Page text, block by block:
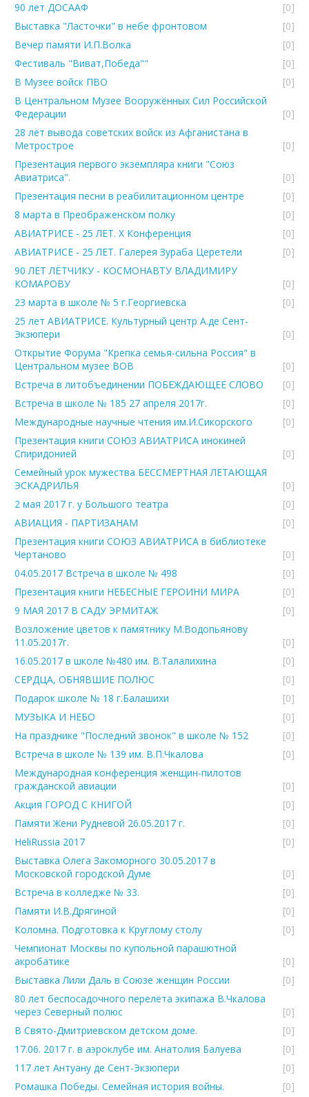
90 лет ДОСААФ
[0]
Выставка "Ласточки" в небе фронтовом
[0]
Вечер памяти И.П.Волка
[0]
Фестиваль "Виват,Победа""
[0]
В Музее войск ПВО
[0]
В Центральном Музее Вооружённых Сил Российской
Федерации
[0]
28 лет вывода советских войск из Афганистана в
Метрострое
[0]
Презентация первого экземпляра книги "Союз
Авиатриса".
[0]
Презентация песни в реабилитационном центре
[0]
8 марта в Преображенском полку
[0]
АВИАТРИСЕ - 25 ЛЕТ. Х Конференция
[0]
АВИАТРИСЕ - 25 ЛЕТ. Галерея Зураба Церетели
[0]
90 ЛЕТ ЛЁТЧИКУ - КОСМОНАВТУ ВЛАДИМИРУ
КОМАРОВУ
[0]
23 марта в школе № 5 г.Георгиевска
[0]
25 лет АВИАТРИСЕ. Культурный центр А.де Сент-
Экзюпери
[0]
Открытие Форума "Крепка семья-сильна Россия" в
Центральном музее ВОВ
[0]
Встреча в литобъединении ПОБЕЖДАЮЩЕЕ СЛОВО
[0]
Встреча в школе № 185 27 апреля 2017г.
[0]
Международные научные чтения им.И.Сикорского
[0]
Презентация книги СОЮЗ АВИАТРИСА инокиней
Спиридонией
[0]
Семейный урок мужества БЕССМЕРТНАЯ ЛЕТАЮЩАЯ
ЭСКАДРИЛЬЯ
[0]
2 мая 2017 г. у Большого театра
[0]
АВИАЦИЯ - ПАРТИЗАНАМ
[0]
Презентация книги СОЮЗ АВИАТРИСА в библиотеке
Чертаново
[0]
04.05.2017 Встреча в школе № 498
[0]
Презентация книги НЕБЕСНЫЕ ГЕРОИНИ МИРА
[0]
9 МАЯ 2017 В САДУ ЭРМИТАЖ
[0]
Возложение цветов к памятнику М.Водопьянову
11.05.2017г.
[0]
16.05.2017 в школе №480 им. В.Талалихина
[0]
СЕРДЦА, ОБНЯВШИЕ ПОЛЮС
[0]
Подарок школе № 18 г.Балашихи
[0]
МУЗЫКА И НЕБО
[0]
На празднике "Последний звонок" в школе № 152
[0]
Встреча в школе № 139 им. В.П.Чкалова
[0]
Международная конференция женщин-пилотов
гражданской авиации
[0]
Акция ГОРОД С КНИГОЙ
[0]
Памяти Жени Рудневой 26.05.2017 г.
[0]
HeliRussia 2017
[0]
Выставка Олега Закоморного 30.05.2017 в
Московской городской Думе
[0]
Встреча в колледже № 33.
[0]
Памяти И.В.Дрягиной
[0]
Коломна. Подготовка к Круглому столу
[0]
Чемпионат Москвы по купольной парашютной
акробатике
[0]
Выставка Лили Даль в Союзе женщин России
[0]
80 лет беспосадочного перелёта экипажа В.Чкалова
через Северный полюс
[0]
В Свято-Дмитриевском детском доме.
[0]
17.06. 2017 г. в аэроклубе им. Анатолия Балуева
[0]
117 лет Антуану де Сент-Экзюпери
[0]
Ромашка Победы. Семейная история войны.
[0]